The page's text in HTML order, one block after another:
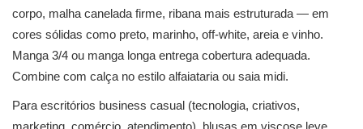
corpo, malha canelada firme, ribana mais estruturada — em
cores sólidas como preto, marinho, off-white, areia e vinho.
Manga 3/4 ou manga longa entrega cobertura adequada.
Combine com calça no estilo alfaiataria ou saia midi.
Para escritórios business casual (tecnologia, criativos,
marketing, comércio, atendimento), blusas em viscose leve,